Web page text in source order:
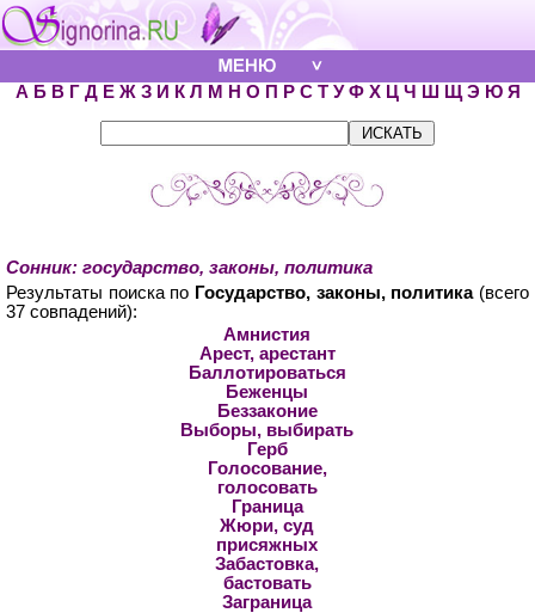
А Б В Г Д Е Ж З И К Л М Н О П Р С Т У Ф Х Ц Ч Ш Щ Э Ю Я
Сонник: государство, законы, политика
Результаты поиска по Государство, законы, политика(всего
37 совпадений):
Амнистия
Арест, арестант
Баллотироваться
Беженцы
Беззаконие
Выборы, выбирать
Герб
Голосование,
голосовать
Граница
Жюри, суд
присяжных
Забастовка,
бастовать
Заграница